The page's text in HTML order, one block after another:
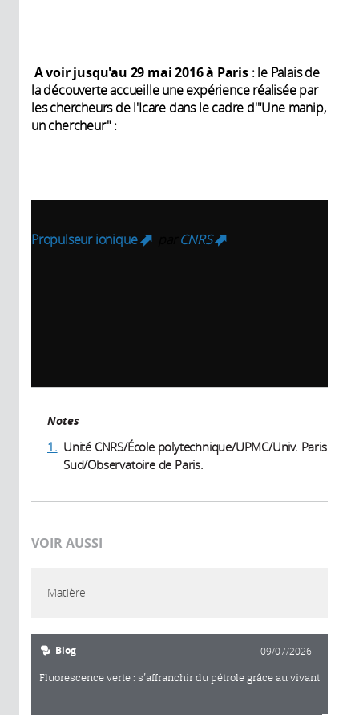
A voirjusqu'au 29 mai 2016 à Paris : le Palais de
la découverte accueille une expérience réalisée par
les chercheurs de l'Icare dans le cadre d'"Une manip,
un chercheur" :
Propulseur ionique (link is external)
CNRS
Notes
1. Unité CNRS/École polytechnique/UPMC/Univ. Paris
Sud/Observatoire de Paris.
VOIR AUSSI
Matière
Blog 09/07/2026
Fluorescence verte : s’affranchir du pétrole grâce au vivant